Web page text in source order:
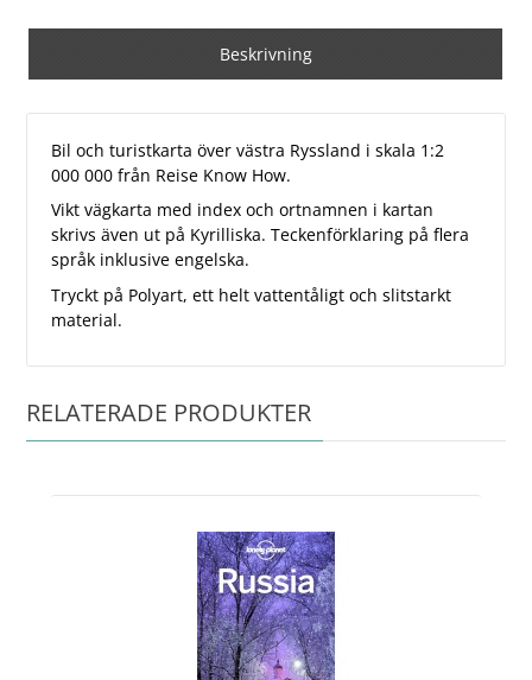
Beskrivning
Bil och turistkarta över västra Ryssland i skala 1:2
000 000 från Reise Know How.
Vikt vägkarta med index och ortnamnen i kartan
skrivs även ut på Kyrilliska. Teckenförklaring på flera
språk inklusive engelska.
Tryckt på Polyart, ett helt vattentåligt och slitstarkt
material.
RELATERADE PRODUKTER